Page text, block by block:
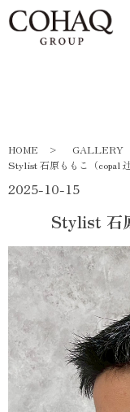
HOME GALLERY
Stylist 石原ももこ（copal 辻
2025-10-15
Stylist 石